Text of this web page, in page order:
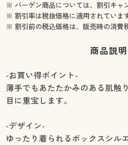
※ バーゲン商品については、割引キャ
※ 割引率は税抜価格に適用されています
※ 割引前の税込価格は、販売時の消費
商品説明
-お買い得ポイント-
薄手でもあたたかみのある肌触
目に重宝します。
-デザイン-
ゆったり着られるボックスシル